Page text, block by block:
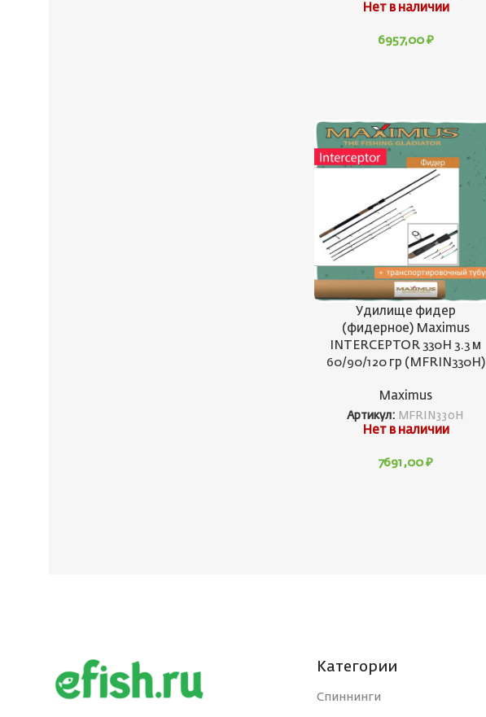
Нет в наличии
6957,00 ₽
Удилище фидер
(фидерное) Maximus
INTERCEPTOR 330H 3.3 м
60/90/120 гр (MFRIN330H)
Maximus
Артикул: MFRIN330H
Нет в наличии
7691,00₽
Категории
Спиннинги